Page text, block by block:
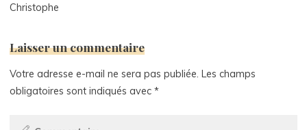
Christophe
Laisser un commentaire
Votre adresse e-mail ne sera pas publiée. Les champs
obligatoires sont indiqués avec*